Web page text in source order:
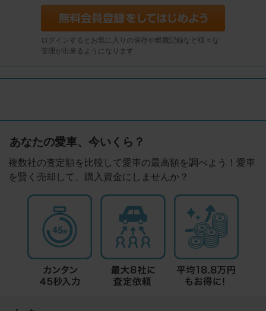
ログインするとお気に入りの保存や燃費記録など様々な
管理が出来るようになります
あなたの愛車、今いくら？
複数社の査定額を比較して愛車の最高額を調べよう！愛車
を賢く売却して、購入資金にしませんか？